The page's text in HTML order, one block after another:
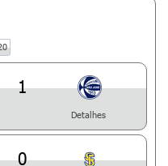
1
Detalhes
0